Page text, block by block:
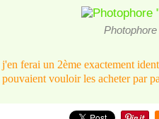
j'en ferai un 2ème exactement
pouvaient vouloir les acheter par